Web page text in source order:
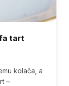
tart
kolača, a
–